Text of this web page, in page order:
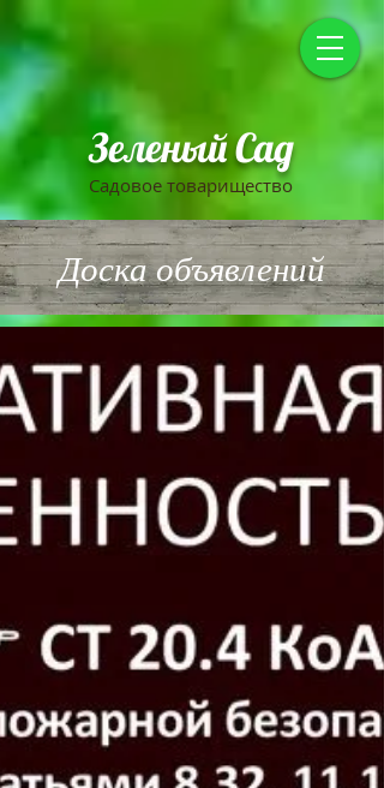
Зеленый Сад
Садовое товарищество
Доска объявлений